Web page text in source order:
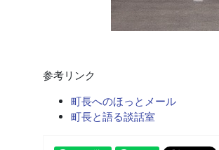
参考リンク
町長へのほっとメール
町長と語る談話室